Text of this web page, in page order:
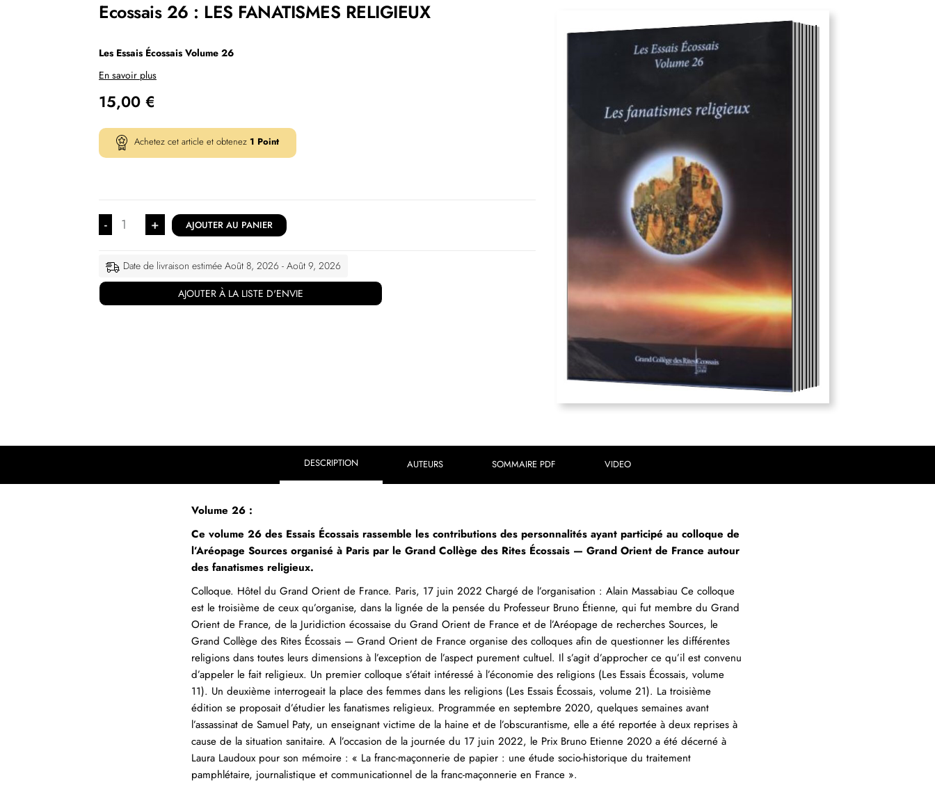
Ecossais 26 : LES FANATISMES RELIGIEUX
Les Essais Écossais Volume 26
En savoir plus
15,00 €
Achetez cet article et obtenez 1 Point
- + AJOUTER AU PANIER
Date de livraison estimée Août 8, 2026 - Août 9, 2026
AJOUTER À LA LISTE D'ENVIE
DESCRIPTION AUTEURS SOMMAIRE PDF VIDEO
Volume 26 :
Ce volume 26 des Essais Écossais rassemble les contributions des personnalités ayant participé au colloque de
l’Aréopage Sources organisé à Paris par le Grand Collège des Rites Écossais — Grand Orient de France autour
des fanatismes religieux.
Colloque. Hôtel du Grand Orient de France. Paris, 17 juin 2022 Chargé de l’organisation : Alain Massabiau Ce colloque
est le troisième de ceux qu’organise, dans la lignée de la pensée du Professeur Bruno Étienne, qui fut membre du Grand
Orient de France, de la Juridiction écossaise du Grand Orient de France et de l’Aréopage de recherches Sources, le
Grand Collège des Rites Écossais — Grand Orient de France organise des colloques afin de questionner les différentes
religions dans toutes leurs dimensions à l’exception de l’aspect purement cultuel. Il s’agit d’approcher ce qu’il est convenu
d’appeler le fait religieux. Un premier colloque s’était intéressé à l’économie des religions (Les Essais Écossais, volume
11). Un deuxième interrogeait la place des femmes dans les religions (Les Essais Écossais, volume 21). La troisième
édition se proposait d’étudier les fanatismes religieux. Programmée en septembre 2020, quelques semaines avant
l’assassinat de Samuel Paty, un enseignant victime de la haine et de l’obscurantisme, elle a été reportée à deux reprises à
cause de la situation sanitaire. A l’occasion de la journée du 17 juin 2022, le Prix Bruno Etienne 2020 a été décerné à
Laura Laudoux pour son mémoire : « La franc-maçonnerie de papier : une étude socio-historique du traitement
pamphlétaire, journalistique et communicationnel de la franc-maçonnerie en France ».